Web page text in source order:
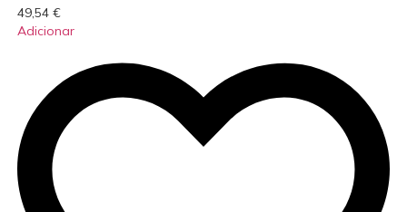
49,54 €
Adicionar